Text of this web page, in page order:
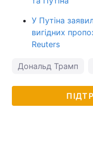
У Путіна
вигідних
Reuters
Дональд Трамп